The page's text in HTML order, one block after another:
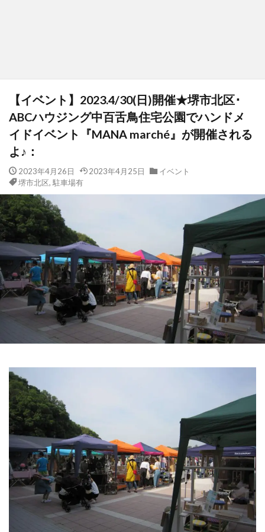
【イベント】2023.4/30(日)開催★堺市北区･
ABCハウジング中百舌鳥住宅公園でハンドメ
イドイベント『MANA marché』が開催される
よ♪：
2023年4月26日 2023年4月25日
イベント
堺市北区, 駐車場有